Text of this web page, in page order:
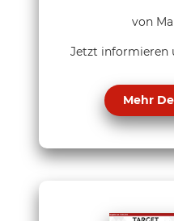
von
Jetzt informieren
Mehr